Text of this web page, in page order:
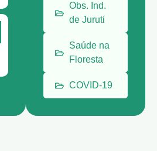
Obs. Ind.
de Juruti
Saúde na
Floresta
COVID-19